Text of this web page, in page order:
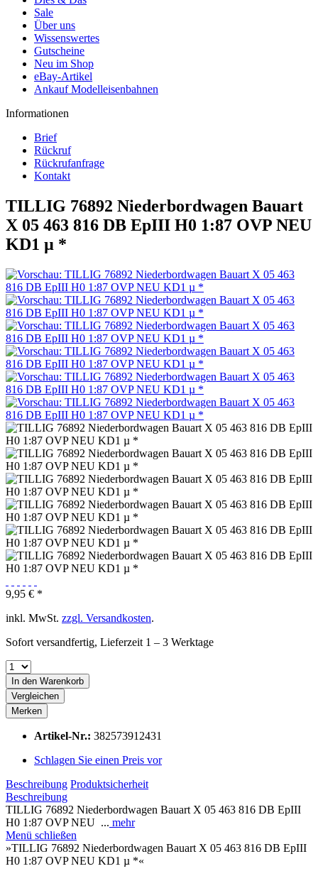
Sale
Über uns
Wissenswertes
Gutscheine
Neu im Shop
eBay-Artikel
Ankauf Modelleisenbahnen
Informationen
Brief
Rückruf
Rückrufanfrage
Kontakt
TILLIG 76892 Niederbordwagen Bauart
X 05 463 816 DB EpIII H0 1:87 OVP NEU
KD1 µ *
9,95 € *
inkl. MwSt. zzgl. Versandkosten.
Sofort versandfertig, Lieferzeit 1 – 3 Werktage
In den Warenkorb
Vergleichen
Merken
Artikel-Nr.: 382573912431
Schlagen Sie einen Preis vor
Beschreibung Produktsicherheit
Beschreibung
TILLIG 76892 Niederbordwagen Bauart X 05 463 816 DB EpIII
H0 1:87 OVP NEU ... mehr
Menü schließen
»TILLIG 76892 Niederbordwagen Bauart X 05 463 816 DB EpIII
H0 1:87 OVP NEU KD1 µ *«